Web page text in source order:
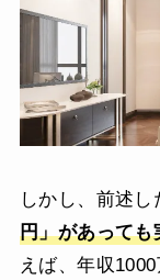
しかし、前述し
円」があっても
えば、年収